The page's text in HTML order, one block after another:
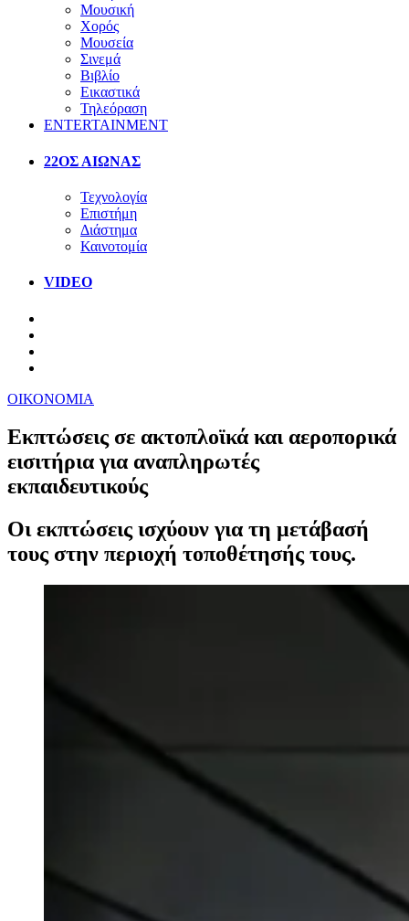
Μουσική
Χορός
Μουσεία
Σινεμά
Βιβλίο
Εικαστικά
Τηλεόραση
ENTERTAINMENT
22ΟΣ ΑΙΩΝΑΣ
Τεχνολογία
Επιστήμη
Διάστημα
Καινοτομία
VIDEO
ΟΙΚΟΝΟΜΙΑ
Εκπτώσεις σε ακτοπλοϊκά και αεροπορικά
εισιτήρια για αναπληρωτές
εκπαιδευτικούς
Οι εκπτώσεις ισχύουν για τη μετάβασή
τους στην περιοχή τοποθέτησής τους.